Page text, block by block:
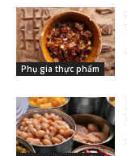
Phụ gia thực phẩm